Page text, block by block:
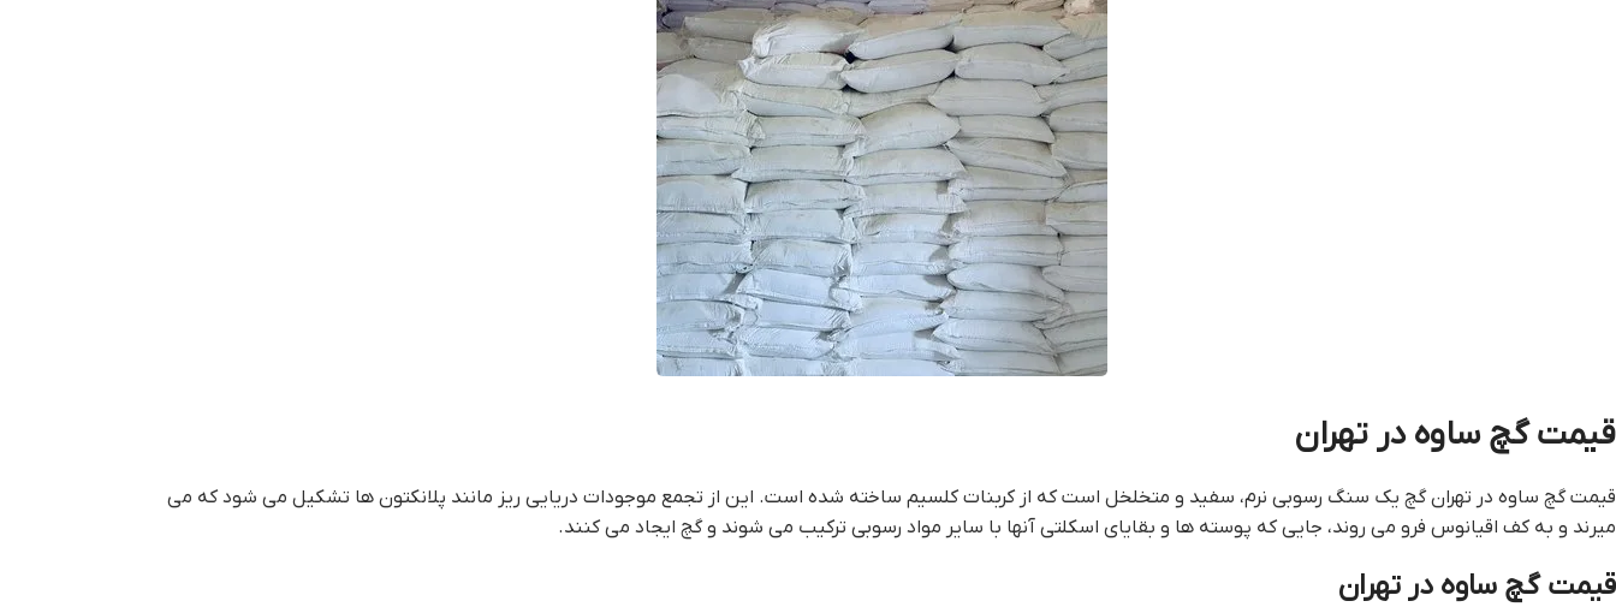
قيمت گچ ساوه در تهران
قيمت گچ ساوه در تهران گچ یک سنگ رسوبی نرم، سفید و متخلخل است که از کربنات کلسیم ساخته شده است. این از تجمع موجودات دریایی ریز مانند پلانکتون ها تشکیل می شود که می
میرند و به کف اقیانوس فرو می روند، جایی که پوسته ها و بقایای اسکلتی آنها با سایر مواد رسوبی ترکیب می شوند و گچ ایجاد می کنند.
قيمت گچ ساوه در تهران